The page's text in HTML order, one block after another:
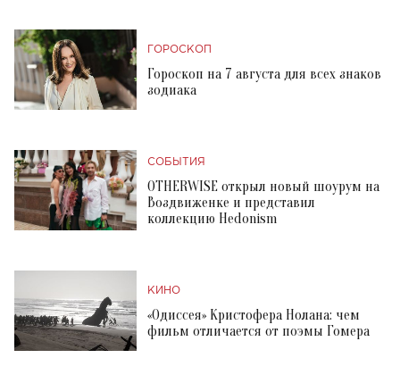
ГОРОСКОП
Гороскоп на 7 августа для всех знаков
зодиака
СОБЫТИЯ
OTHERWISE открыл новый шоурум на
Воздвиженке и представил
коллекцию Hedonism
КИНО
«Одиссея» Кристофера Нолана: чем
фильм отличается от поэмы Гомера